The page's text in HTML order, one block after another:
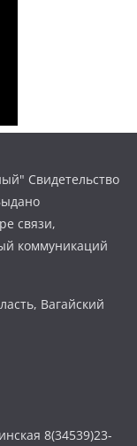
Свидетельство
связи,
коммуникаций
Вагайский
8(34539)23-